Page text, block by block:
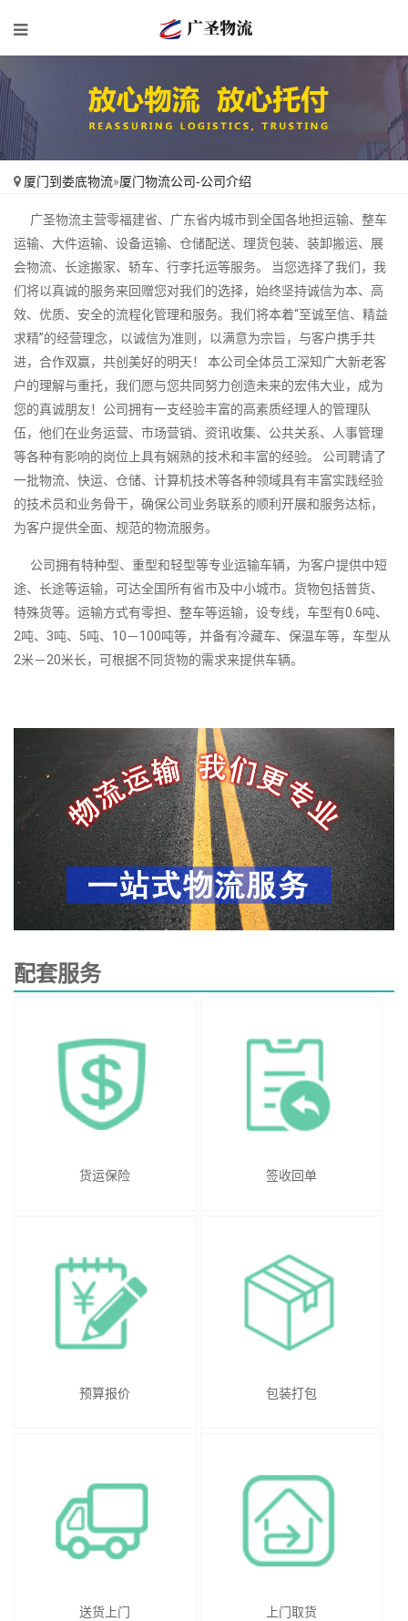
厦门到娄底物流»厦门物流公司-公司介绍
广圣物流主营零福建省、广东省内城市到全国各地担运输、整车
运输、大件运输、设备运输、仓储配送、理货包装、装卸搬运、展
会物流、长途搬家、轿车、行李托运等服务。 当您选择了我们，我
们将以真诚的服务来回赠您对我们的选择，始终坚持诚信为本、高
效、优质、安全的流程化管理和服务。我们将本着“至诚至信、精益
求精”的经营理念，以诚信为准则，以满意为宗旨，与客户携手共
进，合作双赢，共创美好的明天！ 本公司全体员工深知广大新老客
户的理解与重托，我们愿与您共同努力创造未来的宏伟大业，成为
您的真诚朋友！公司拥有一支经验丰富的高素质经理人的管理队
伍，他们在业务运营、市场营销、资讯收集、公共关系、人事管理
等各种有影响的岗位上具有娴熟的技术和丰富的经验。 公司聘请了
一批物流、快运、仓储、计算机技术等各种领域具有丰富实践经验
的技术员和业务骨干，确保公司业务联系的顺利开展和服务达标，
为客户提供全面、规范的物流服务。
公司拥有特种型、重型和轻型等专业运输车辆，为客户提供中短
途、长途等运输，可达全国所有省市及中小城市。货物包括普货、
特殊货等。运输方式有零担、整车等运输，设专线，车型有0.6吨、
2吨、3吨、5吨、10－100吨等，并备有冷藏车、保温车等，车型从
2米－20米长，可根据不同货物的需求来提供车辆。
配套服务
货运保险 签收回单
预算报价 包装打包
送货上门 上门取货